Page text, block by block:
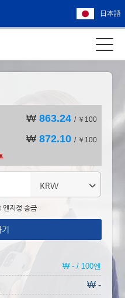
日本語
₩863.24 / ￥100
₩872.10 / ￥100
KRW
엔지정 송금
₩ - / 100엔
₩ -